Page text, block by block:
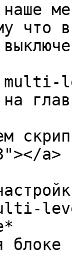
что
multi-
a>